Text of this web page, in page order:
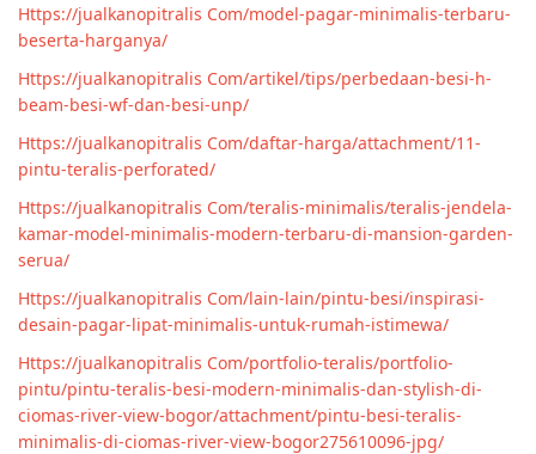
Https://jualkanopitralis Com/model-pagar-minimalis-terbaru-
beserta-harganya/
Https://jualkanopitralis Com/artikel/tips/perbedaan-besi-h-
beam-besi-wf-dan-besi-unp/
Https://jualkanopitralis Com/daftar-harga/attachment/11-
pintu-teralis-perforated/
Https://jualkanopitralis Com/teralis-minimalis/teralis-jendela-
kamar-model-minimalis-modern-terbaru-di-mansion-garden-
serua/
Https://jualkanopitralis Com/lain-lain/pintu-besi/inspirasi-
desain-pagar-lipat-minimalis-untuk-rumah-istimewa/
Https://jualkanopitralis Com/portfolio-teralis/portfolio-
pintu/pintu-teralis-besi-modern-minimalis-dan-stylish-di-
ciomas-river-view-bogor/attachment/pintu-besi-teralis-
minimalis-di-ciomas-river-view-bogor275610096-jpg/